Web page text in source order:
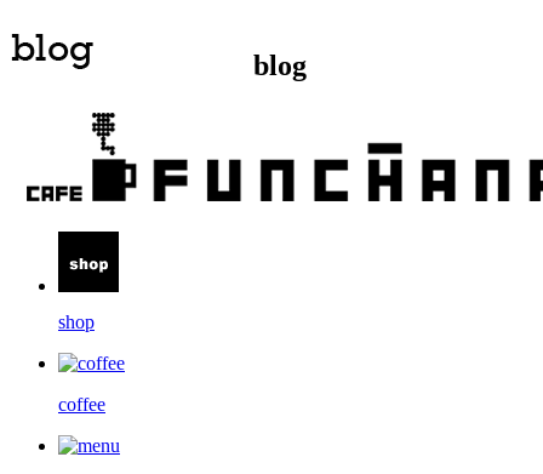
blog
shop
coffee